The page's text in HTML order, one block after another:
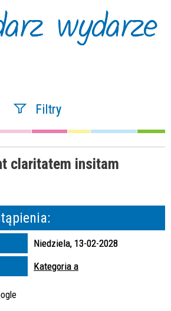
wydarze
Filtry
Trwające w
zakresie
Miejsce
claritatem insitam
Niedziela, 13-02-2028
Kategoria a